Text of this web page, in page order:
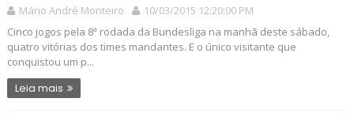
Mário André Monteiro
10/03/2015 12:20:00 PM
Cinco jogos pela 8ª rodada da Bundesliga na manhã deste sábado,
quatro vitórias dos times mandantes. E o único visitante que
conquistou um p...
Leia mais